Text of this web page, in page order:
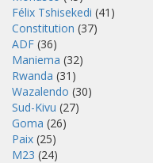
Félix Tshisekedi (41)
Constitution (37)
ADF (36)
Maniema (32)
Rwanda (31)
Wazalendo (30)
Sud-Kivu (27)
Goma (26)
Paix (25)
M23 (24)